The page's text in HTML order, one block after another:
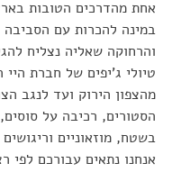
אחת מהדרכים הטובות
במינה להכרות עם הסביבה
והרחוקה שאליה נצליח
טיולי ג'יפים של חברת
מהצפון הירוק ועד לנגב
הסטורים, רכיבה על
בשטח, מוזאוניים
אנחנו נתאים עבורכם לפי